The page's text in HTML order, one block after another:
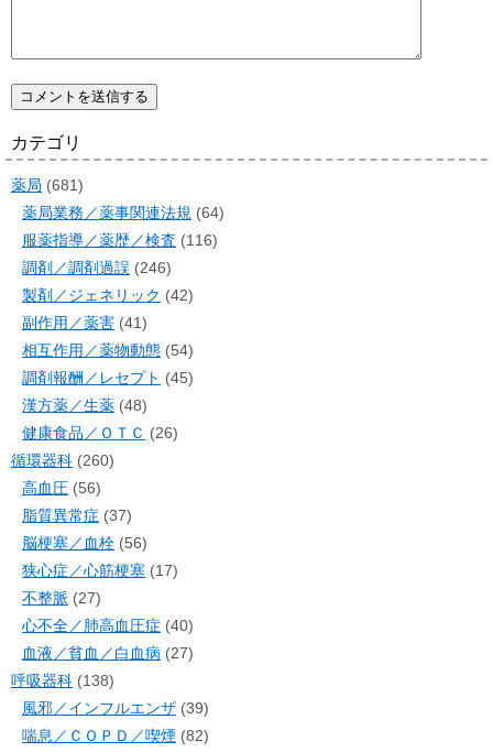
カテゴリ
薬局 (681)
薬局業務／薬事関連法規 (64)
服薬指導／薬歴／検査 (116)
調剤／調剤過誤 (246)
製剤／ジェネリック (42)
副作用／薬害 (41)
相互作用／薬物動態 (54)
調剤報酬／レセプト (45)
漢方薬／生薬 (48)
健康食品／ＯＴＣ (26)
循環器科 (260)
高血圧 (56)
脂質異常症 (37)
脳梗塞／血栓 (56)
狭心症／心筋梗塞 (17)
不整脈 (27)
心不全／肺高血圧症 (40)
血液／貧血／白血病 (27)
呼吸器科 (138)
風邪／インフルエンザ (39)
喘息／ＣＯＰＤ／喫煙 (82)